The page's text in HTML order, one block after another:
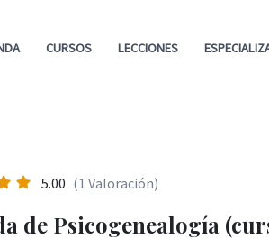
CURSOS LECCIONES
5.00 (1 Valoración)
de Psicogenealogía